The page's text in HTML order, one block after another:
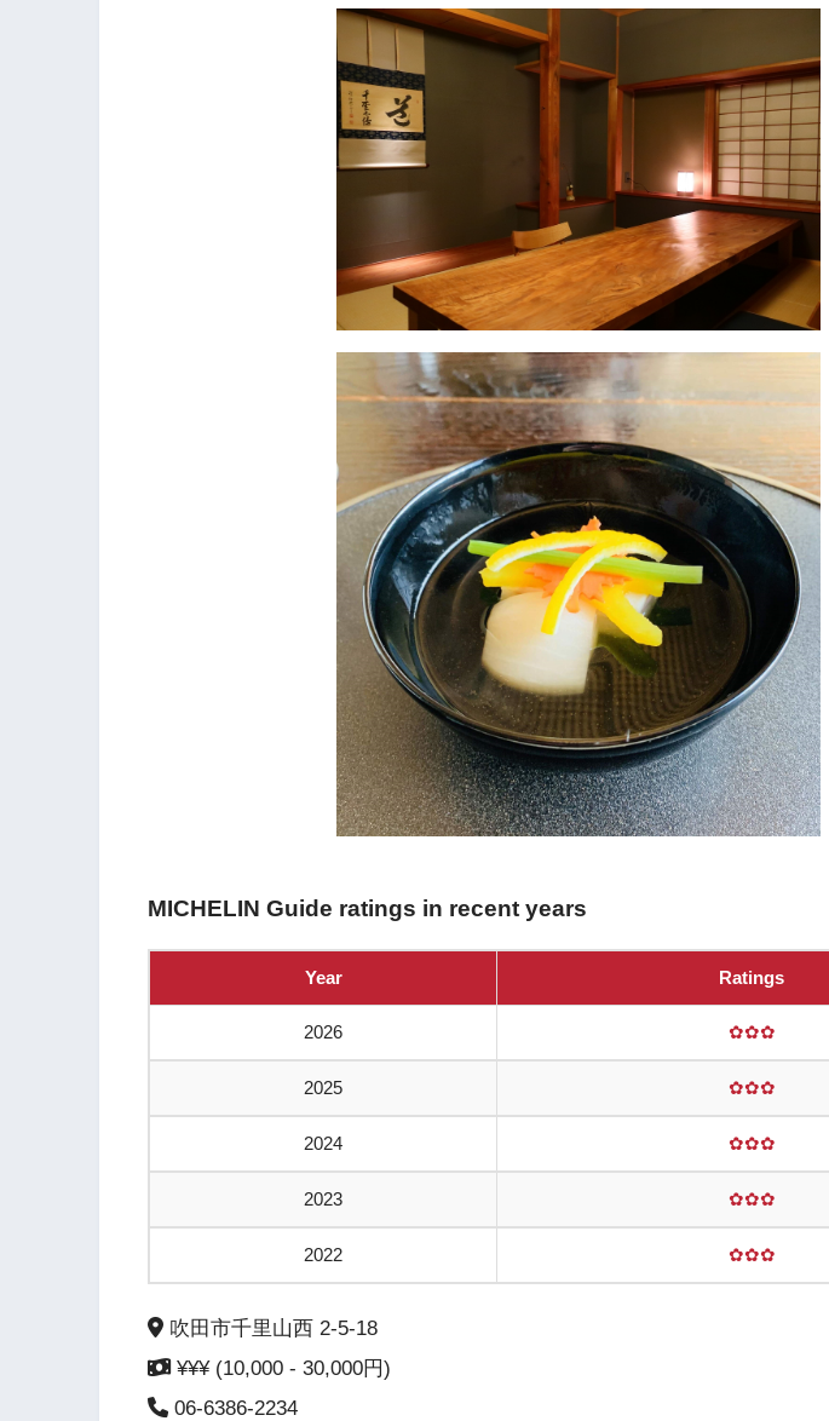
MICHELIN Guide ratings in recent years
Year Ratings
2026 ✿✿✿
2025 ✿✿✿
2024 ✿✿✿
2023 ✿✿✿
2022 ✿✿✿
吹田市千里山西 2-5-18
¥¥¥ (10,000 - 30,000円)
06-6386-2234